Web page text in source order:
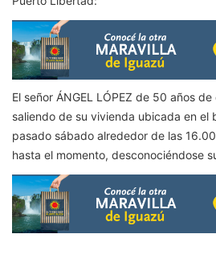
El señor ÁNGEL LÓPEZ de 50 años
saliendo de su vivienda ubicada en el
pasado sábado alrededor de las
hasta el momento, desconociéndose